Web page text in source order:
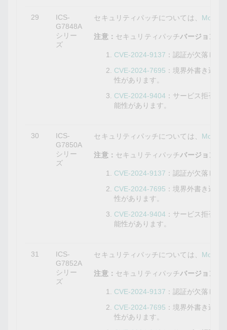
29
ICS-
G7848A
シリー
ズ
セキュリティパッチについては、 Moxa
注意： セキュリティパッチバージョン
CVE-2024-9137 ：認証が欠落し
CVE-2024-7695 ：境界外書き込
性があります。
CVE-2024-9404 ：サービス拒否
能性があります。
30
ICS-
G7850A
シリー
ズ
セキュリティパッチについては、 Moxa
注意： セキュリティパッチバージョン
CVE-2024-9137 ：認証が欠落し
CVE-2024-7695 ：境界外書き込
性があります。
CVE-2024-9404 ：サービス拒否
能性があります。
31
ICS-
G7852A
シリー
ズ
セキュリティパッチについては、 Moxa
注意： セキュリティパッチバージョン
CVE-2024-9137 ：認証が欠落し
CVE-2024-7695 ：境界外書き込
性があります。